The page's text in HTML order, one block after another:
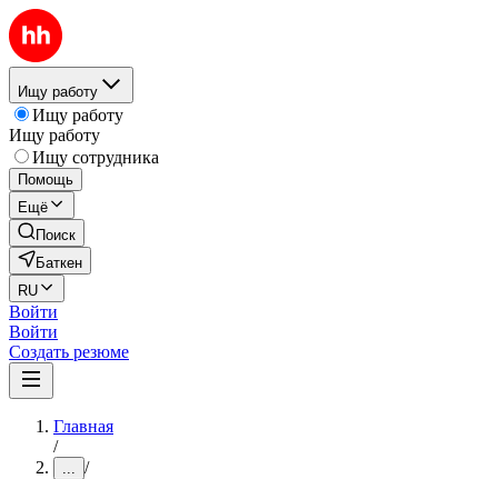
Ищу работу
Ищу работу
Ищу работу
Ищу сотрудника
Помощь
Ещё
Поиск
Баткен
RU
Войти
Войти
Создать резюме
Главная
/
... /